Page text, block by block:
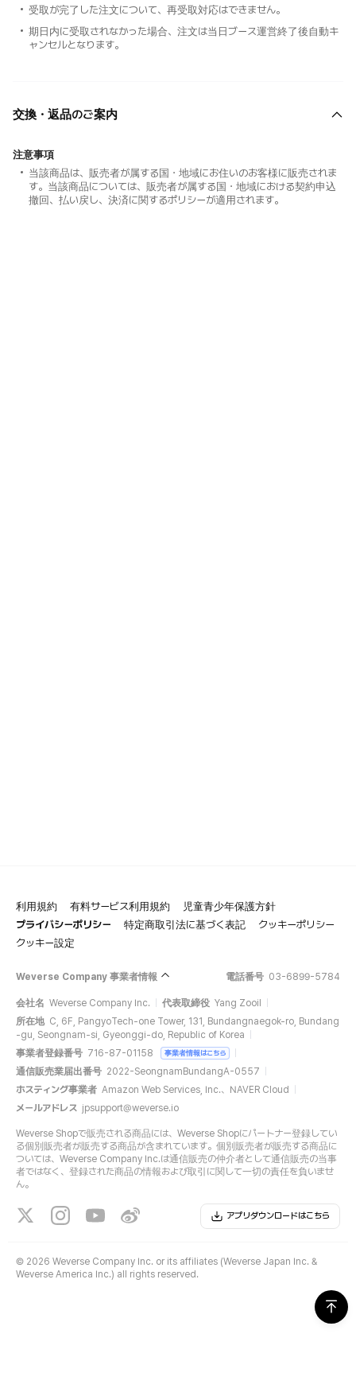
受取が完了した注文について、再受取対応はできません。
期日内に受取されなかった場合、注文は当日ブース運営終了後自動キ
ャンセルとなります。
交換・返品のご案内
注意事項
当該商品は、販売者が属する国・地域にお住いのお客様に販売されま
す。当該商品については、販売者が属する国・地域における契約申込
撤回、払い戻し、決済に関するポリシーが適用されます。
利用規約 有料サービス利用規約
児童青少年保護方針
プライバシーポリシー
特定商取引法に基づく表記
クッキーポリシー
クッキー設定
Weverse Company 事業者情報 電話番号 03-6899-5784
会社名 Weverse Company Inc. 代表取締役 Yang Zooil
所在地 C, 6F, PangyoTech-one Tower, 131, Bundangnaegok-ro, Bundang
-gu, Seongnam-si, Gyeonggi-do, Republic of Korea
事業者登録番号 716-87-01158 事業者情報はこちら
通信販売業届出番号 2022-SeongnamBundangA-0557
ホスティング事業者 Amazon Web Services, Inc.、NAVER Cloud
メールアドレス jpsupport@weverse.io
Weverse Shopで販売される商品には、Weverse Shopにパートナー登録してい
る個別販売者が販売する商品が含まれています。個別販売者が販売する商品に
ついては、Weverse Company Inc.は通信販売の仲介者として通信販売の当事
者ではなく、登録された商品の情報および取引に関して一切の責任を負いませ
ん。
アプリダウンロードはこちら
© 2026 Weverse Company Inc. or its affiliates (Weverse Japan Inc. &
Weverse America Inc.) all rights reserved.